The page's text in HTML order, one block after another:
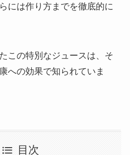
には作り方までを徹底的に
この特別なジュースは、そ
への効果で知られていま
目次